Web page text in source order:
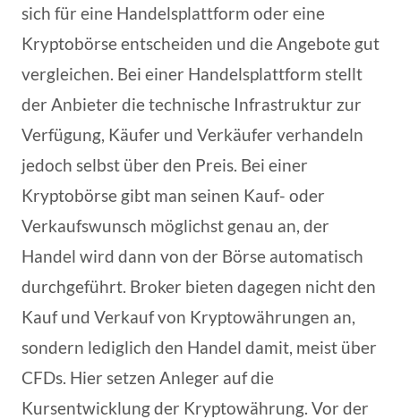
sich für eine Handelsplattform oder eine
Kryptobörse entscheiden und die Angebote gut
vergleichen. Bei einer Handelsplattform stellt
der Anbieter die technische Infrastruktur zur
Verfügung, Käufer und Verkäufer verhandeln
jedoch selbst über den Preis. Bei einer
Kryptobörse gibt man seinen Kauf- oder
Verkaufswunsch möglichst genau an, der
Handel wird dann von der Börse automatisch
durchgeführt. Broker bieten dagegen nicht den
Kauf und Verkauf von Kryptowährungen an,
sondern lediglich den Handel damit, meist über
CFDs. Hier setzen Anleger auf die
Kursentwicklung der Kryptowährung. Vor der